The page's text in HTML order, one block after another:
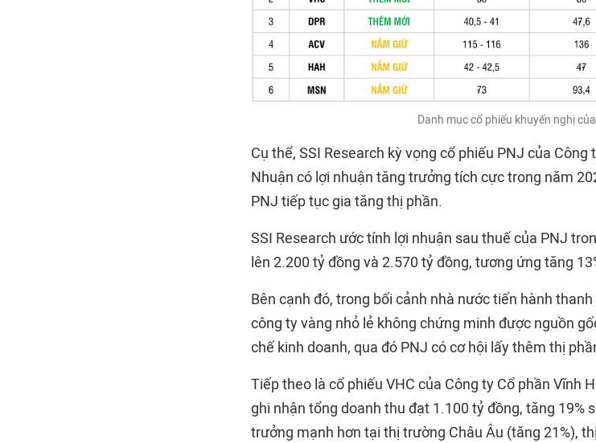
Danh mục cổ phiếu khuyến nghị
Cụ thể, SSI Research kỳ vọng cổ phiếu PNJ của
Nhuận có lợi nhuận tăng trưởng tích cực trong năm
PNJ tiếp tục gia tăng thị phần.
SSI Research ước tính lợi nhuận sau thuế của PNJ
lên 2.200 tỷ đồng và 2.570 tỷ đồng, tương ứng tăng
Bên cạnh đó, trong bối cảnh nhà nước tiến hành
công ty vàng nhỏ lẻ không chứng minh được nguồn
chế kinh doanh, qua đó PNJ có cơ hội lấy thêm thị
Tiếp theo là cổ phiếu VHC của Công ty Cổ phần Vĩnh
ghi nhận tổng doanh thu đạt 1.100 tỷ đồng, tăng 19%
trưởng mạnh hơn tại thị trường Châu Âu (tăng 21%),